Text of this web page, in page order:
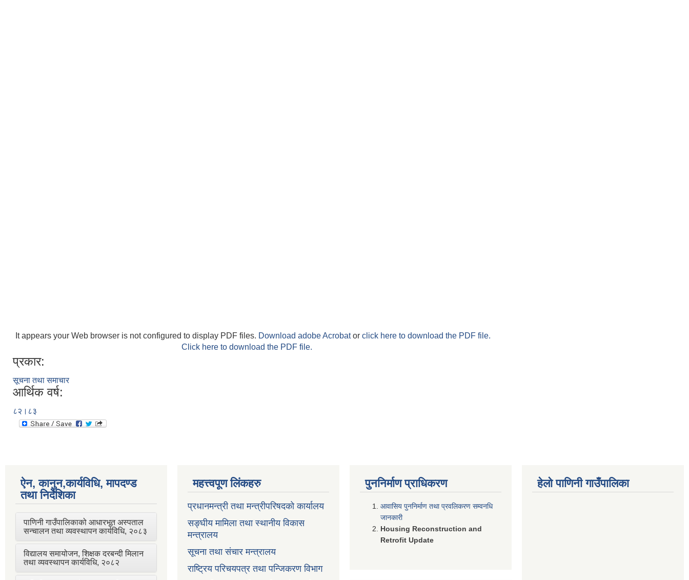
It appears your Web browser is not configured to display PDF files. Download adobe Acrobator click here to download the PDF file.
Click here to download the PDF file.
प्रकार:
सूचना तथा समाचार
आर्थिक वर्ष:
८२।८३
ऐन, कानुन,कार्यविधि, मापदण्ड
तथा निर्देशिका
पाणिनी गाउँपालिकाको आधारभूत अस्पताल
सन्चालन तथा व्यवस्थापन कार्यविधि, २०८३
विद्यालय समायोजन, शिक्षक दरबन्दी मिलान
तथा व्यवस्थापन कार्यविधि, २०८२
महत्त्वपूण लिंकहरु
प्रधानमन्त्री तथा मन्त्रीपरिषदको कार्यालय
सङ्घीय मामिला तथा स्थानीय विकास
मन्त्रालय
सूचना तथा संचार मन्त्रालय
राष्ट्रिय परिचयपत्र तथा पन्जिकरण विभाग
पुननिर्माण प्राधिकरण
आवासिय पुननिर्माण तथा प्रवलिकरण सम्वनधि
जानकारी
Housing Reconstruction and
Retrofit Update
हेलो पाणिनी गाउँपालिका